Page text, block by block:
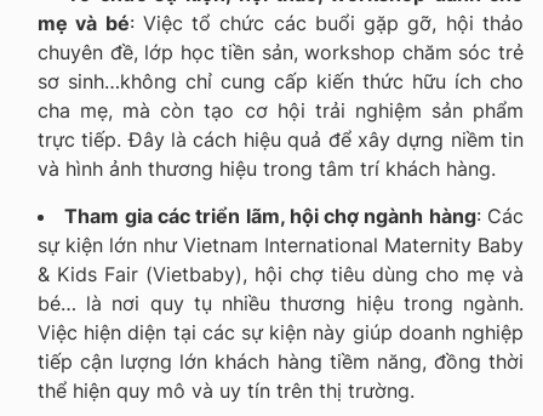
mẹ và bé: Việc tổ chức các buổi gặp gỡ, hội thảo
chuyên đề, lớp học tiền sản, workshop chăm sóc trẻ
sơ sinh…không chỉ cung cấp kiến thức hữu ích cho
cha mẹ, mà còn tạo cơ hội trải nghiệm sản phẩm
trực tiếp. Đây là cách hiệu quả để xây dựng niềm tin
và hình ảnh thương hiệu trong tâm trí khách hàng.
Tham gia các triển lãm, hội chợ ngành hàng: Các
sự kiện lớn như Vietnam International Maternity Baby
& Kids Fair (Vietbaby), hội chợ tiêu dùng cho mẹ và
bé… là nơi quy tụ nhiều thương hiệu trong ngành.
Việc hiện diện tại các sự kiện này giúp doanh nghiệp
tiếp cận lượng lớn khách hàng tiềm năng, đồng thời
thể hiện quy mô và uy tín trên thị trường.